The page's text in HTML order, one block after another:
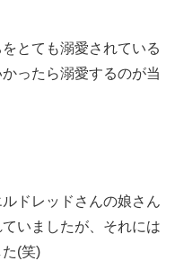
とても溺愛されている
ったら溺愛するのが当
ドレッドさんの娘さん
いましたが、それには
(笑)